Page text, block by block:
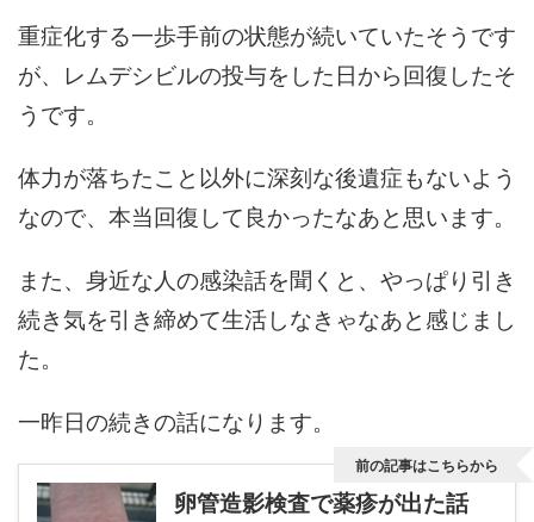
重症化する一歩手前の状態が続いていたそうです
が、レムデシビルの投与をした日から回復したそ
うです。
体力が落ちたこと以外に深刻な後遺症もないよう
なので、本当回復して良かったなあと思います。
また、身近な人の感染話を聞くと、やっぱり引き
続き気を引き締めて生活しなきゃなあと感じまし
た。
一昨日の続きの話になります。
卵管造影検査で薬疹が出た話
前の記事はこちらから